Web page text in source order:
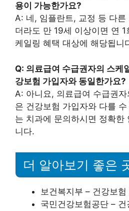
용이 가능한가요?
A: 네, 임플란트, 교정 등 다른
더라도 만 19세 이상이면 연
케일링 혜택 대상에 해당됩니
Q: 의료급여 수급권자의 스케
강보험 가입자와 동일한가요?
A: 아니요, 의료급여 수급권
은 건강보험 가입자와 다를
는 치과에 문의하시면 정확한
니다.
더 알아보기 좋은
보건복지부 – 건강보험
국민건강보험공단 –